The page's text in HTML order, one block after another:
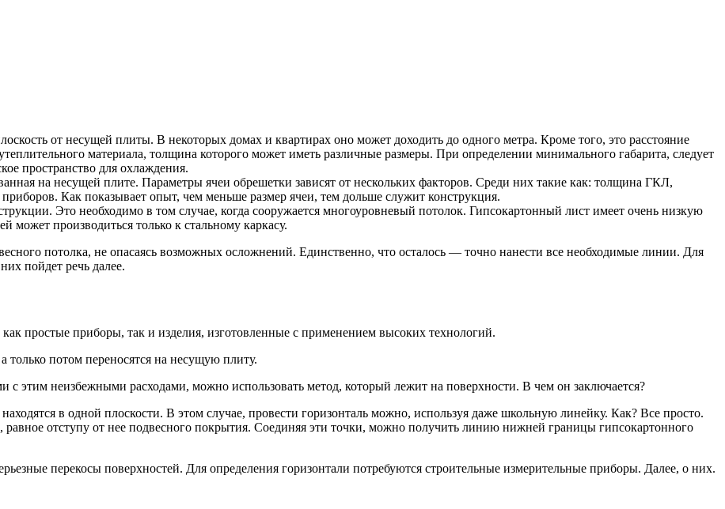
от несущей плиты. В некоторых домах и квартирах оно может доходить до одного метра. Кроме того, это расстояние
материала, толщина которого может иметь различные размеры. При определении минимального габарита, следует
пространство для охлаждения.
на несущей плите. Параметры ячеи обрешетки зависят от нескольких факторов. Среди них такие как: толщина ГКЛ,
Как показывает опыт, чем меньше размер ячеи, тем дольше служит конструкция.
Это необходимо в том случае, когда сооружается многоуровневый потолок. Гипсокартонный лист имеет очень низкую
производиться только к стальному каркасу.
потолка, не опасаясь возможных осложнений. Единственно, что осталось — точно нанести все необходимые линии. Для
пойдет речь далее.
простые приборы, так и изделия, изготовленные с применением высоких технологий.
только потом переносятся на несущую плиту.
этим неизбежными расходами, можно использовать метод, который лежит на поверхности. В чем он заключается?
в одной плоскости. В этом случае, провести горизонталь можно, используя даже школьную линейку. Как? Все просто.
отступу от нее подвесного покрытия. Соединяя эти точки, можно получить линию нижней границы гипсокартонного
перекосы поверхностей. Для определения горизонтали потребуются строительные измерительные приборы. Далее, о них.